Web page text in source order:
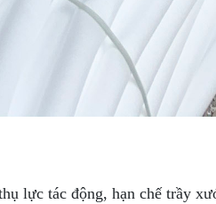
lực tác động, hạn chế trầy